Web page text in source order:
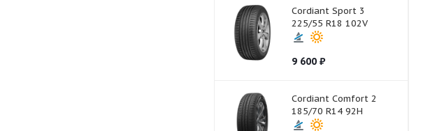
Cordiant Sport 3
225/55 R18 102V
9 600 ₽
Cordiant Comfort 2
185/70 R14 92H